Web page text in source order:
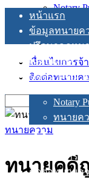
หน้าแรก
ข้อมูลทนายค
ปรึกษากฎหม
เนติบัณฑิต
บทความทนาย
Notary
ทนายค
เงื่อนไขการจ้
ติดต่อทนายค
Notary
ทนายค
เงื่อนไขการจ้
ติดต่อทนายค
for:
ทนายความ
ทนายคดี